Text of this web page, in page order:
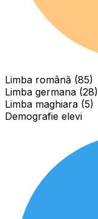
Limba română (85)
Limba germana (28)
Limba maghiara (5)
Demografie elevi